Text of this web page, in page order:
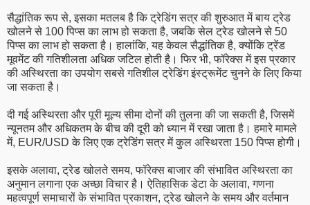
सैद्धांतिक रूप से, इसका मतलब है कि ट्रेडिंग सत्र की शुरुआत में बाय ट्रेड
खोलने से 100 पिप्स का लाभ हो सकता है, जबकि सेल ट्रेड खोलने से 50
पिप्स का लाभ हो सकता है। हालांकि, यह केवल सैद्धांतिक है, क्योंकि ट्रेंड
मूवमेंट की गतिशीलता अधिक जटिल होती है। फिर भी, फॉरेक्स में इस प्रकार
की अस्थिरता का उपयोग सबसे गतिशील ट्रेडिंग इंस्ट्रूमेंट चुनने के लिए किया
जा सकता है।
दी गई अस्थिरता और पूरी मूल्य सीमा दोनों की तुलना की जा सकती है, जिसमें
न्यूनतम और अधिकतम के बीच की दूरी को ध्यान में रखा जाता है। हमारे मामले
में, EUR/USD के लिए एक ट्रेडिंग सत्र में कुल अस्थिरता 150 पिप्स होगी।
इसके अलावा, ट्रेड खोलते समय, फॉरेक्स बाजार की संभावित अस्थिरता का
अनुमान लगाना एक अच्छा विचार है। ऐतिहासिक डेटा के अलावा, गणना
महत्वपूर्ण समाचारों के संभावित प्रकाशन, ट्रेड खोलने के समय और वर्तमान